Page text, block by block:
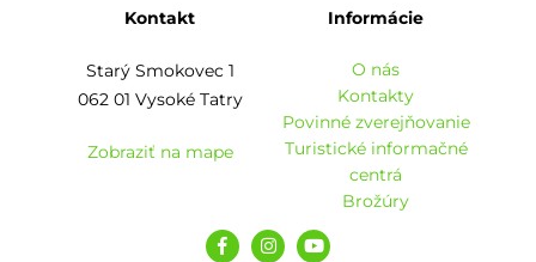
Kontakt
Starý Smokovec 1
062 01 Vysoké Tatry
Zobraziť na mape
Informácie
O nás
Kontakty
Povinné zverejňovanie
Turistické informačné
centrá
Brožúry